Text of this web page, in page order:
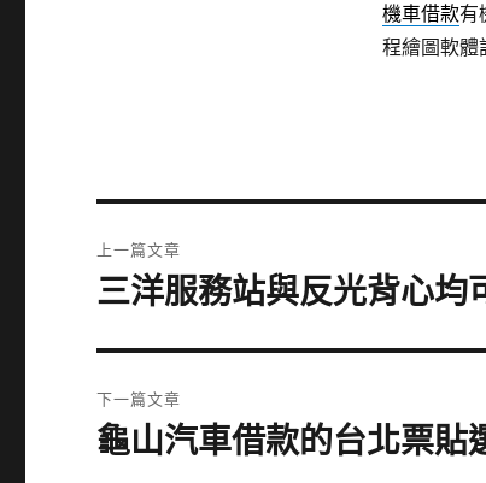
機車借款有
程繪圖軟體
章
上一篇文章
上
篇
文
章:
三洋服務站與反光背心均
下一篇文章
下
龜山汽車借款的台北票貼